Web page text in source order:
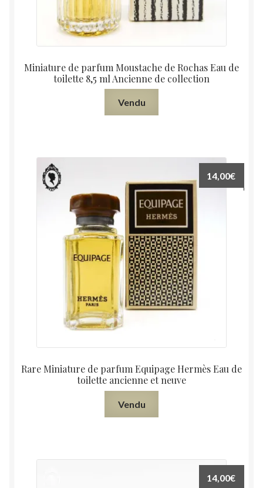
Miniature de parfum Moustache de Rochas Eau de
toilette 8,5 ml Ancienne de collection
Vendu
Rare Miniature de parfum Equipage Hermès Eau de
toilette ancienne et neuve
14,00€
Vendu
14,00€